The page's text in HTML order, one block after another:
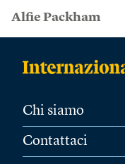
Alfie Packham
Chi siamo
Contattaci